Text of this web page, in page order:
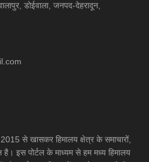
डोईवाला, जनपद-देहरादून,
से खासकर हिमालय क्षेत्र के समाचारों,
है। इस पोर्टल के माध्यम से हम मध्य हिमालय